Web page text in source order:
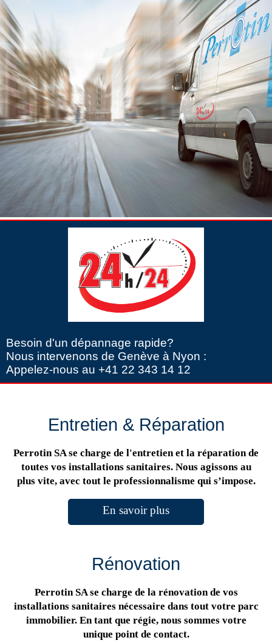
Besoin d'un dépannage rapide?
Nous intervenons de Genève à Nyon :
Appelez-nous au +41 22 343 14 12
Entretien & Réparation
Perrotin SA se charge de l'entretien et la réparation de
toutes vos installations sanitaires. Nous agissons au
plus vite, avec tout le professionnalisme qui s’impose.
En savoir plus
Rénovation
Perrotin SA se charge de la rénovation de vos
installations sanitaires nécessaire dans tout votre parc
immobilier. En tant que régie, nous sommes votre
unique point de contact.